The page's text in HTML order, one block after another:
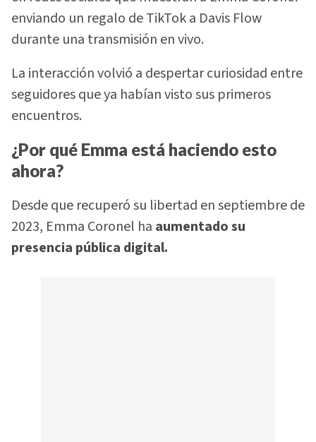
enviando un regalo de TikTok a Davis Flow
durante una transmisión en vivo.
La interacción volvió a despertar curiosidad entre
seguidores que ya habían visto sus primeros
encuentros.
¿Por qué Emma está haciendo esto
ahora?
Desde que recuperó su libertad en septiembre de
2023, Emma Coronel ha aumentado su
presencia pública digital.